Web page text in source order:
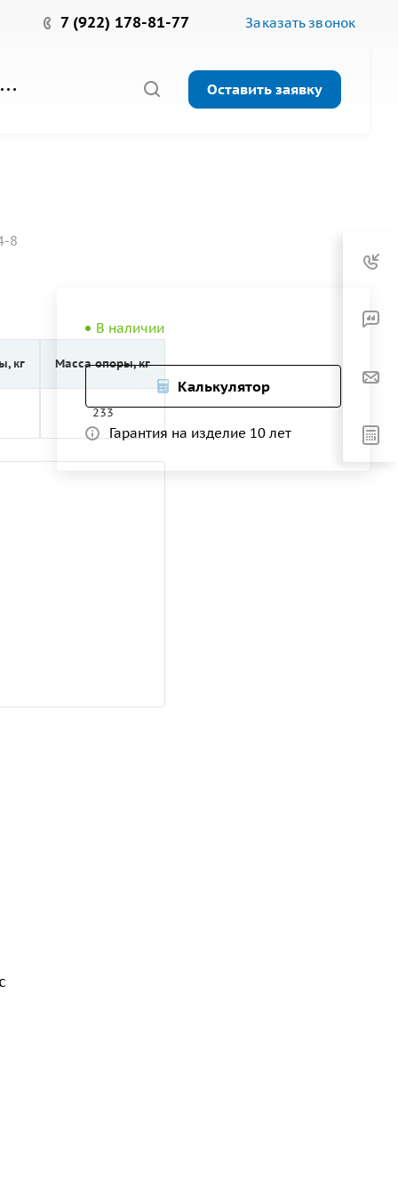
7 (922) 178-81-77 Заказать звонок
Оставить заявку
8
В наличии
Калькулятор
Гарантия на изделие 10 лет
кг Масса опоры, кг
233